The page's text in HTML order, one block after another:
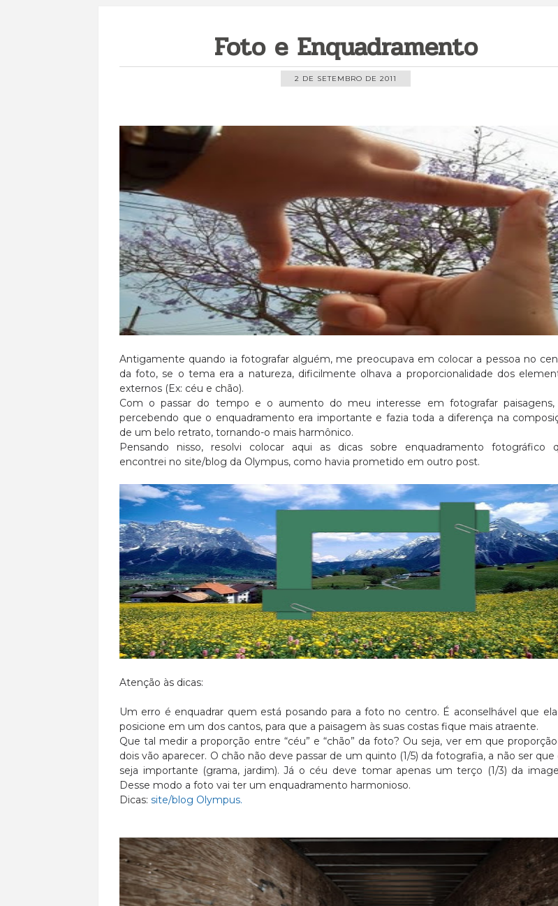
Foto e Enquadramento
2 DE SETEMBRO DE 2011
Antigamente quando ia fotografar alguém, me preocupava em colocar a pessoa no
da foto, se o tema era a natureza, dificilmente olhava a proporcionalidade dos
externos (Ex: céu e chão).
Com o passar do tempo e o aumento do meu interesse em fotografar paisagens,
percebendo que o enquadramento era importante e fazia toda a diferença na
de um belo retrato, tornando-o mais harmônico.
Pensando nisso, resolvi colocar aqui as dicas sobre enquadramento fotográfico
encontrei no site/blog da Olympus, como havia prometido em outro post.
Atenção às dicas:
Um erro é enquadrar quem está posando para a foto no centro. É aconselhável que
posicione em um dos cantos, para que a paisagem às suas costas fique mais atraente.
Que tal medir a proporção entre “céu” e “chão” da foto? Ou seja, ver em que
dois vão aparecer. O chão não deve passar de um quinto (1/5) da fotografia, a não ser que
seja importante (grama, jardim). Já o céu deve tomar apenas um terço (1/3) da
Desse modo a foto vai ter um enquadramento harmonioso.
Dicas: site/blog Olympus.